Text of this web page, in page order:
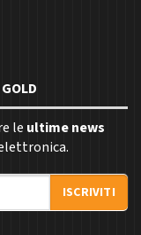
le ultime news
ISCRIVITI